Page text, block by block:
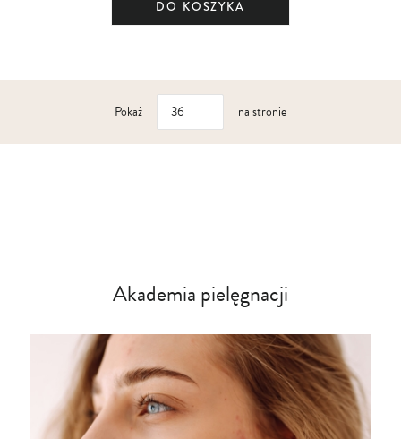
DO KOSZYKA
Pokaż na stronie
Akademia pielęgnacji